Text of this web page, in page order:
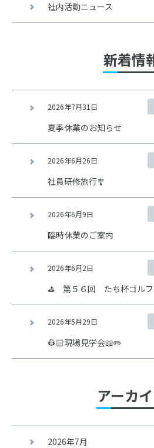
社内活動ニュース
新着情
2026年7月31日
夏季休業のお知らせ
2026年6月26日
社員研修旅行🎐
2026年6月9日
臨時休業のご案内
2026年6月2日
⛳ 第５６回 たち杯ゴル
2026年5月29日
👷🏻現場見学会📖✏️
アーカ
2026年7月